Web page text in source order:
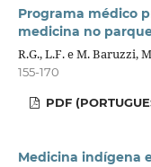
Programa médico
medicina no
R.G., L.F. e M. Baruzzi,
155-170
PDF
Medicina indígena